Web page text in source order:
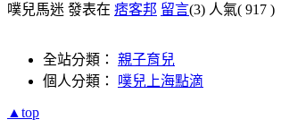
噗兒馬迷 發表在 痞客邦 留言(3) 人氣( 917 )
全站分類： 親子育兒
個人分類： 噗兒上海點滴
▲top